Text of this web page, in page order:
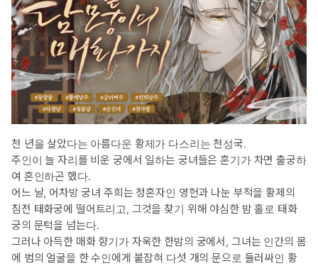
천 년을 살았다는 아름다운 황제가 다스리는 천성국.
주인이 늘 자리를 비운 궁에서 일하는 궁녀들은 혼기가 차면 출궁하
여 혼인하곤 했다.
어느 날, 어차방 궁녀 주희는 정혼자인 영헌과 나눈 부적을 황제의
침전 태화궁에 떨어트리고, 그것을 찾기 위해 야심한 밤 홀로 태화
궁의 문턱을 넘는다.
그러나 아득한 매화 향기가 자욱한 한밤의 궁에서, 그녀는 인간의 몸
에 범의 얼굴을 한 수인에게 붙잡혀 다섯 개의 문으로 둘러싸인 황